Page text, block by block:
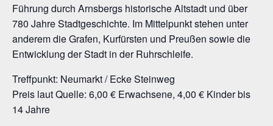
Führung durch Arnsbergs historische Altstadt und über
780 Jahre Stadtgeschichte. Im Mittelpunkt stehen unter
anderem die Grafen, Kurfürsten und Preußen sowie die
Entwicklung der Stadt in der Ruhrschleife.
Treffpunkt: Neumarkt / Ecke Steinweg
Preis laut Quelle: 6,00 € Erwachsene, 4,00 € Kinder bis
14 Jahre